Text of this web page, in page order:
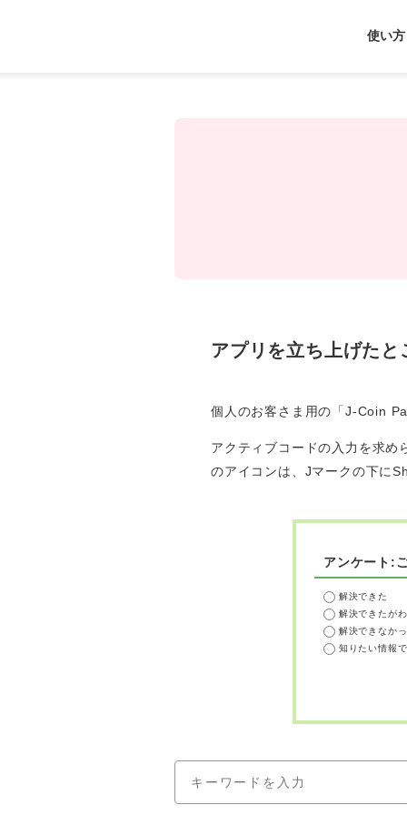
使い方
アプリを立ち上げたと
個人のお客さま用の「J-Coin
アクティブコードの入力を求
のアイコンは、Jマークの下に
アンケート:
解決できた
解決できたが
解決できなかっ
知りたい情報